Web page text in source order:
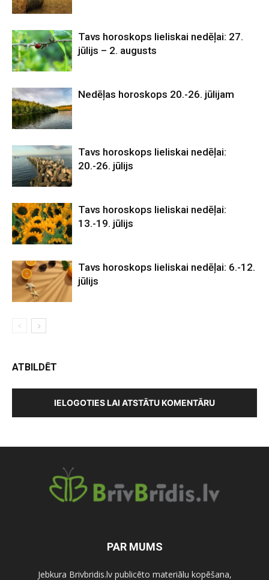
Tavs horoskops lieliskai nedēļai: 27.
jūlijs – 2. augusts
Nedēļas horoskops 20.-26. jūlijam
Tavs horoskops lieliskai nedēļai:
20.-26. jūlijs
Tavs horoskops lieliskai nedēļai:
13.-19. jūlijs
Tavs horoskops lieliskai nedēļai: 6.-12.
jūlijs
ATBILDĒT
IELOGOTIES LAI ATSTĀTU KOMENTĀRU
PAR MUMS
Jebkura Brivbridis.lv publicēto materiālu kopēšana,